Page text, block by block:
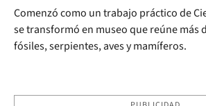
Comenzó como un trabajo práctico de
se transformó en museo que reúne más
fósiles, serpientes, aves y mamíferos.